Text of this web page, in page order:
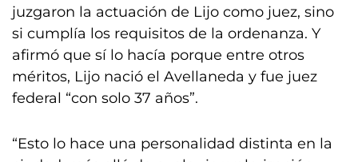
juzgaron la actuación de Lijo como juez, sino
si cumplía los requisitos de la ordenanza. Y
afirmó que sí lo hacía porque entre otros
méritos, Lijo nació el Avellaneda y fue juez
federal “con solo 37 años”.
“Esto lo hace una personalidad distinta en la